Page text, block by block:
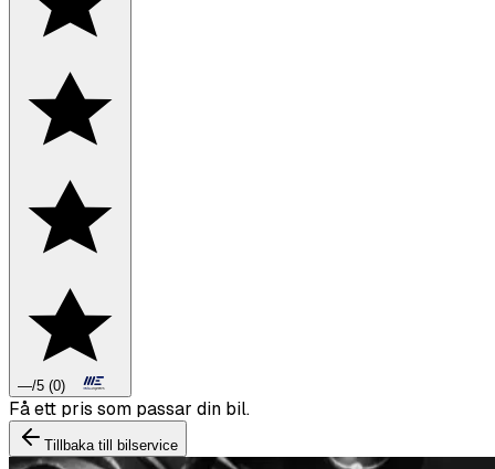
—/5 (0)
Boka däckbyte eller montering inför vintern.
Tillbaka till bilservice